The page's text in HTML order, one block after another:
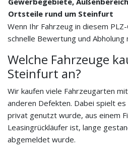
Ortsteile rund um Steinfurt
Wenn Ihr Fahrzeug in diesem
schnelle Bewertung und Abholung
Welche Fahrzeuge
Steinfurt an?
Wir kaufen viele Fahrzeugarten
anderen Defekten. Dabei spielt
privat genutzt wurde, aus einem
Leasingrückläufer ist, lange
abgemeldet wurde.